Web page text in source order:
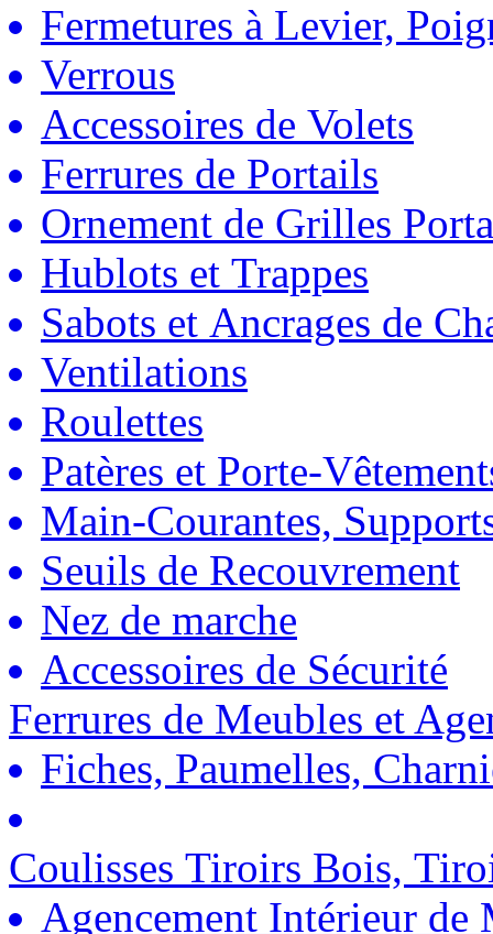
Fermetures à Levier,
Verrous
Accessoires de Volets
Ferrures de Portails
Ornement de Grilles
Hublots et Trappes
Sabots et Ancrages de
Ventilations
Roulettes
Patères et Porte-
Main-Courantes,
Seuils de Recouvrement
Nez de marche
Accessoires de Sécurité
Ferrures de Meubles et
Fiches, Paumelles,
Coulisses Tiroirs Bois,
Agencement Intérieur de